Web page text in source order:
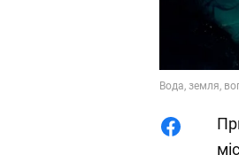
Вода, земля,